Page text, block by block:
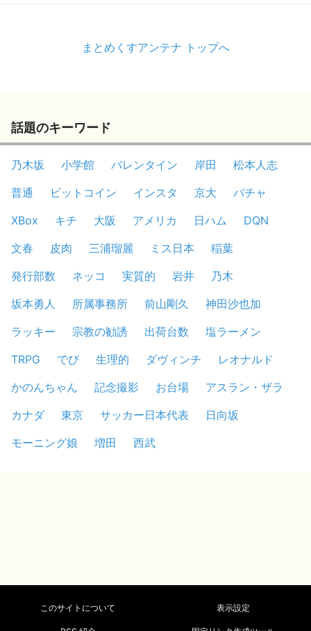
まとめくすアンテナ トップへ
話題のキーワード
乃木坂 小学館 バレンタイン 岸田
松本人志
普通
ビットコイン インスタ 京大
バチャ
XBox
キチ 大阪 アメリカ 日ハム
DQN
文春
皮肉 三浦瑠麗 ミス日本
稲葉
発行部数
ネッコ 実質的 岩井
乃木
坂本勇人
所属事務所 前山剛久
神田沙也加
ラッキー
宗教の勧誘 出荷台数
塩ラーメン
TRPG
でび 生理的 ダヴィンチ
レオナルド
かのんちゃん
記念撮影 お台場
アスラン・ザラ
カナダ
東京 サッカー日本代表
日向坂
モーニング娘
増田 西武
このサイトについて 表示設定